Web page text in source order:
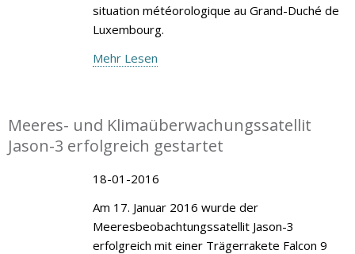
situation météorologique au Grand-Duché de
Luxembourg.
Mehr Lesen
Meeres- und Klimaüberwachungssatellit
Jason-3 erfolgreich gestartet
18-01-2016
Am 17. Januar 2016 wurde der
Meeresbeobachtungssatellit Jason-3
erfolgreich mit einer Trägerrakete Falcon 9